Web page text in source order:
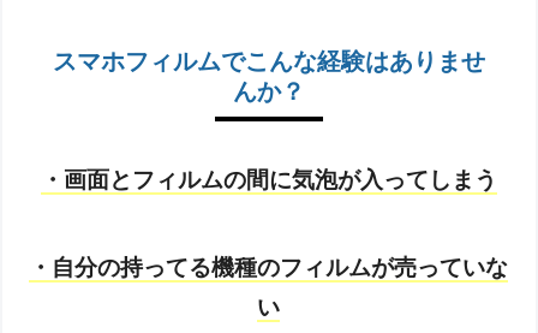
スマホフィルムでこんな経験はありませ
んか？
・画面とフィルムの間に気泡が入ってしまう
・自分の持ってる機種のフィルムが売っていな
い